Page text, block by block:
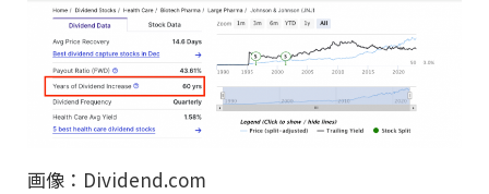
画像：Dividend.com